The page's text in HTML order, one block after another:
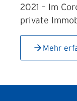
2021 – Im
private
Mehr